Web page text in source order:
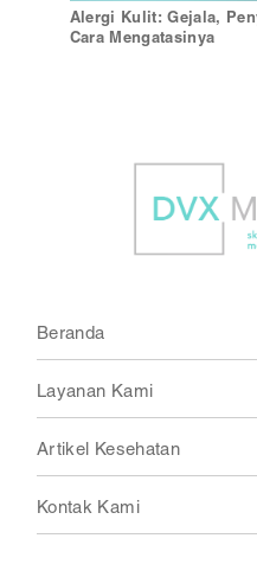
Alergi Kulit: Gejala,
Cara Mengatasinya
Beranda
Layanan Kami
Artikel Kesehatan
Kontak Kami